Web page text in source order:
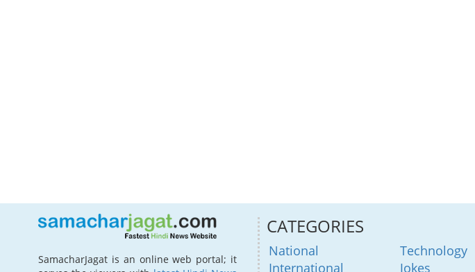
SamacharJagat is an online web portal; it
CATEGORIES
National
International
Technology
Jokes